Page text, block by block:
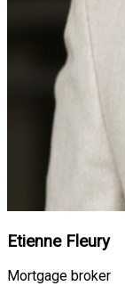
Etienne Fleury
Mortgage broker